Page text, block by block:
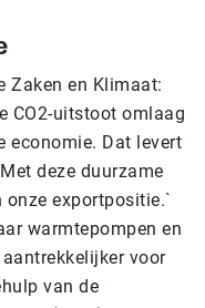
Zaken en Klimaat:
CO2-uitstoot omlaag
economie. Dat levert
deze duurzame
onze exportpositie.`
warmtepompen en
voor
van de